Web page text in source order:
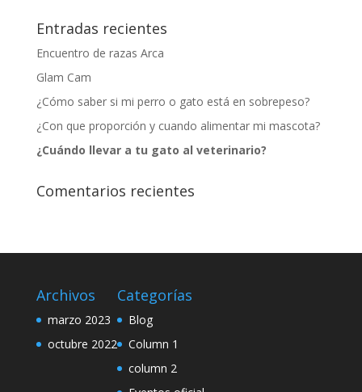
Entradas recientes
Encuentro de razas Arca
Glam Cam
¿Cómo saber si mi perro o gato está en sobrepeso?
¿Con que proporción y cuando alimentar mi mascota?
¿Cuándo llevar a tu gato al veterinario?
Comentarios recientes
Archivos
marzo 2023
octubre 2022
Categorías
Blog
Column 1
column 2